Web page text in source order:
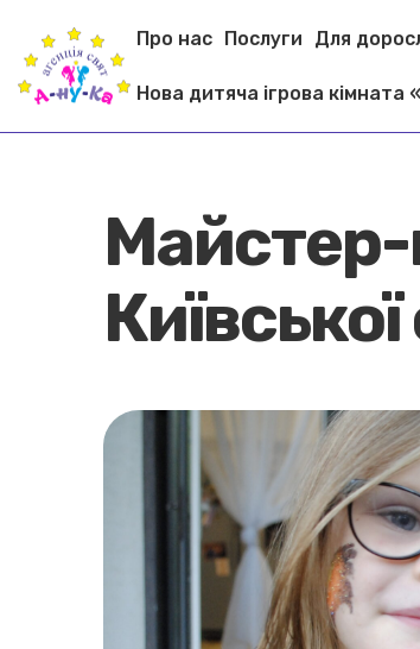
Про нас Послуги Для
Нова дитяча ігрова кімната
Майстер-